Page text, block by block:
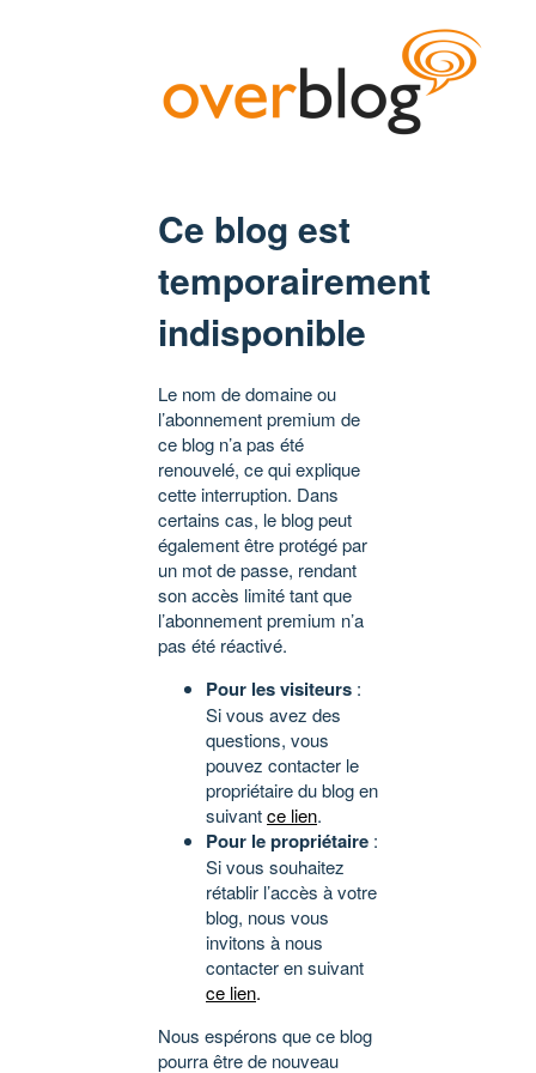
Ce blog est
temporairement
indisponible
Le nom de domaine ou
l’abonnement premium de
ce blog n’a pas été
renouvelé, ce qui explique
cette interruption. Dans
certains cas, le blog peut
également être protégé par
un mot de passe, rendant
son accès limité tant que
l’abonnement premium n’a
pas été réactivé.
Pour les visiteurs :
Si vous avez des
questions, vous
pouvez contacter le
propriétaire du blog en
suivantce lien.
Pour le propriétaire :
Si vous souhaitez
rétablir l’accès à votre
blog, nous vous
invitons à nous
contacter en suivant
ce lien.
Nous espérons que ce blog
pourra être de nouveau